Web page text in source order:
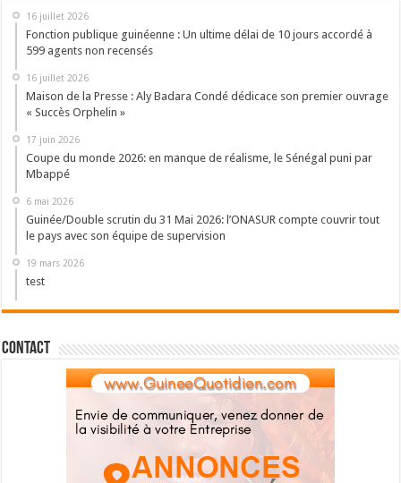
16 juillet 2026
Fonction publique guinéenne : Un ultime délai de 10 jours accordé à
599 agents non recensés
16 juillet 2026
Maison de la Presse : Aly Badara Condé dédicace son premier ouvrage
« Succès Orphelin »
17 juin 2026
Coupe du monde 2026: en manque de réalisme, le Sénégal puni par
Mbappé
6 mai 2026
Guinée/Double scrutin du 31 Mai 2026: l’ONASUR compte couvrir tout
le pays avec son équipe de supervision
19 mars 2026
test
Contact